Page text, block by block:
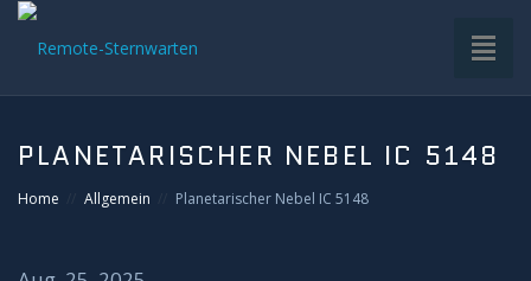
VDS-STERNWARTE
PLANETARISCHER NEBEL IC 5148
Home Allgemein Planetarischer Nebel IC 5148